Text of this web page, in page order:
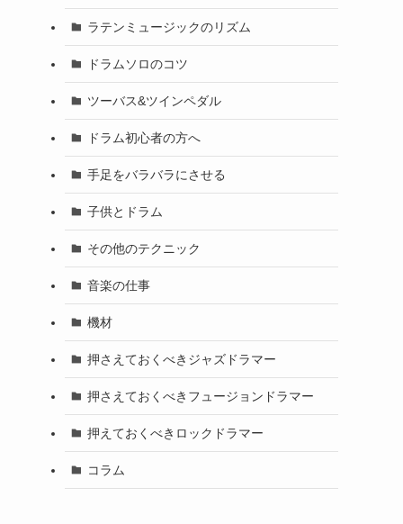
ラテンミュージックのリズム
ドラムソロのコツ
ツーバス&ツインペダル
ドラム初心者の方へ
手足をバラバラにさせる
子供とドラム
その他のテクニック
音楽の仕事
機材
押さえておくべきジャズドラマー
押さえておくべきフュージョンドラマー
押えておくべきロックドラマー
コラム